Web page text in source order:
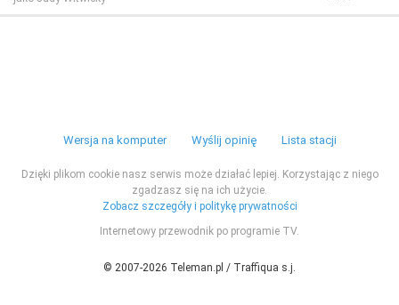
Wersja na komputer Wyślij opinię Lista stacji
Dzięki plikom cookie nasz serwis może działać lepiej. Korzystając z niego
zgadzasz się na ich użycie.
Zobacz szczegóły i politykę prywatności
Internetowy przewodnik po programie TV.
© 2007-2026 Teleman.pl / Traffiqua s.j.